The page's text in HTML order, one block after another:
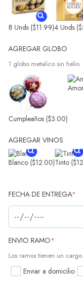
8 Unds ($11.99)4 Unds
AGREGAR GLOBO
1 globo metalico sin helio
Cumpleaños ($3.00)
AGREGAR VINOS
Blanco ($12.00)Tinto
FECHA DE ENTREGA*
ENVIO RAMO*
Los ramos tienen un
Enviar a domicilio